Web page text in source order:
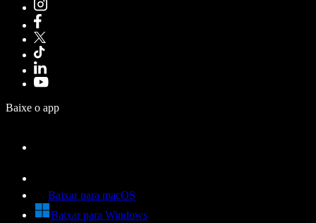
Baixe o app
Baixar para macOS
Baixar para Windows